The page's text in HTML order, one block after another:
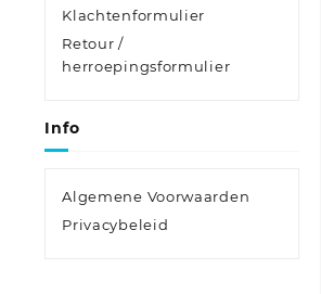
Klachtenformulier
Retour /
herroepingsformulier
Info
Algemene Voorwaarden
Privacybeleid